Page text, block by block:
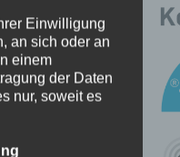
Einwilligung
an sich oder an
einem
der Daten
nur, soweit es